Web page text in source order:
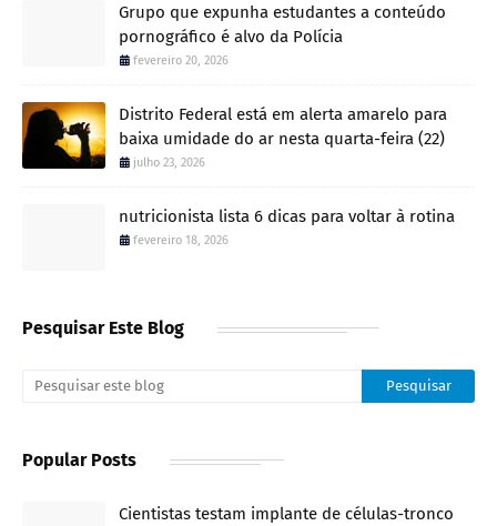
Grupo que expunha estudantes a conteúdo
pornográfico é alvo da Polícia
fevereiro 20, 2026
Distrito Federal está em alerta amarelo para
baixa umidade do ar nesta quarta-feira (22)
julho 23, 2026
nutricionista lista 6 dicas para voltar à rotina
fevereiro 18, 2026
Pesquisar Este Blog
Popular Posts
Cientistas testam implante de células-tronco